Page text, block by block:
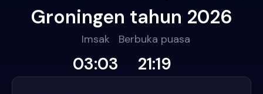
Groningen tahun 2026
Imsak
03:03
Berbuka puasa
21:19